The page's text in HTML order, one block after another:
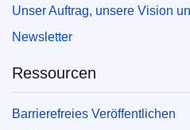
Unser Auftrag, unsere Vision
Newsletter
Ressourcen
Barrierefreies Veröffentlichen